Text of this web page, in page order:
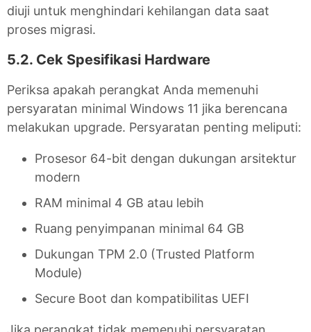
diuji untuk menghindari kehilangan data saat
proses migrasi.
5.2. Cek Spesifikasi Hardware
Periksa apakah perangkat Anda memenuhi
persyaratan minimal Windows 11 jika berencana
melakukan upgrade. Persyaratan penting meliputi:
Prosesor 64-bit dengan dukungan arsitektur
modern
RAM minimal 4 GB atau lebih
Ruang penyimpanan minimal 64 GB
Dukungan TPM 2.0 (Trusted Platform
Module)
Secure Boot dan kompatibilitas UEFI